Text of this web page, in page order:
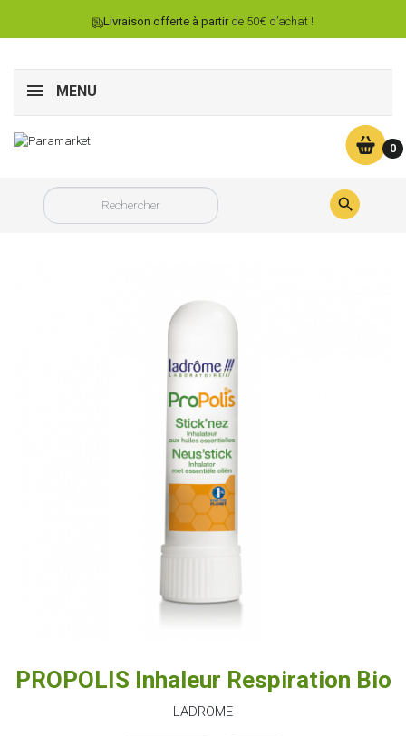
Livraison offerte à partirde 50€ d’achat !
MENU
0

PROPOLIS Inhaleur Respiration Bio
LADROME